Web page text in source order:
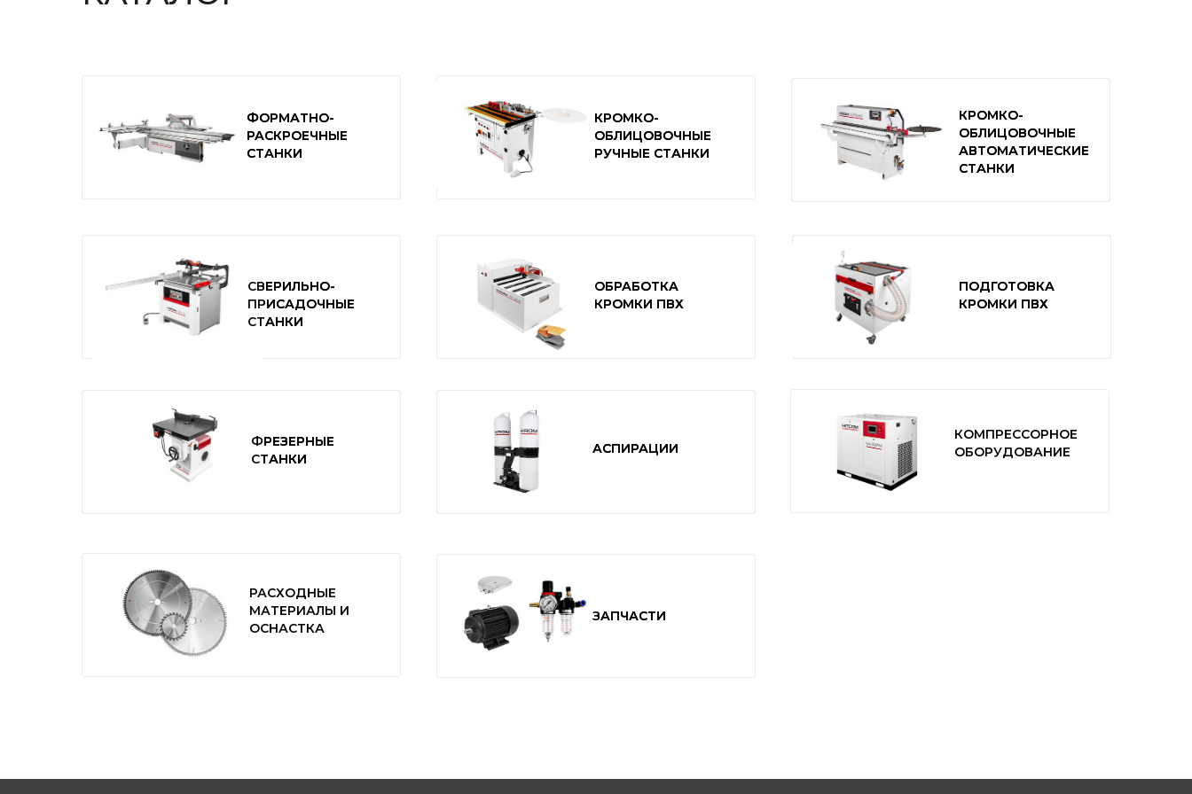
ФОРМАТНО-
РАСКРОЕЧНЫЕ
СТАНКИ
АСПИРАЦИИ
КРОМКО-
ОБЛИЦОВОЧНЫЕ
АВТОМАТИЧЕСКИЕ
СТАНКИ
ФРЕЗЕРНЫЕ
СТАНКИ
ПОДГОТОВКА
КРОМКИ ПВХ
ЗАПЧАСТИ
КРОМКО-
ОБЛИЦОВОЧНЫЕ
РУЧНЫЕ СТАНКИ
СВЕРИЛЬНО-
ПРИСАДОЧНЫЕ
СТАНКИ
ОБРАБОТКА
КРОМКИ ПВХ
ФОРМАТНО-
РАСКРОЕЧНЫЕ
СТАНКИ
АСПИРАЦИИ
РАСХОДНЫЕ
МАТЕРИАЛЫ И
ОСНАСТКА
КРОМКО-
ОБЛИЦОВОЧНЫЕ
АВТОМАТИЧЕСКИЕ
СТАНКИ
ФРЕЗЕРНЫЕ
СТАНКИ
ПОДГОТОВКА
КРОМКИ ПВХ
КОМПРЕССОРНОЕ
ОБОРУДОВАНИЕ
ЗАПЧАСТИ
КРОМКО-
ОБЛИЦОВОЧНЫЕ
РУЧНЫЕ СТАНКИ
СВЕРИЛЬНО-
ПРИСАДОЧНЫЕ
СТАНКИ
ОБРАБОТКА
КРОМКИ ПВХ